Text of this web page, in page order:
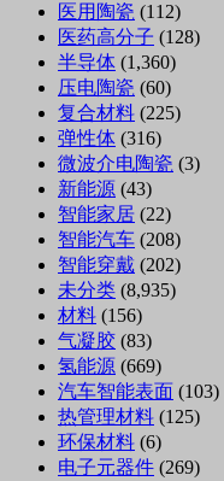
医用陶瓷 (112)
医药高分子 (128)
半导体 (1,360)
压电陶瓷 (60)
复合材料 (225)
弹性体 (316)
微波介电陶瓷 (3)
新能源 (43)
智能家居 (22)
智能汽车 (208)
智能穿戴 (202)
未分类 (8,935)
材料 (156)
气凝胶 (83)
氢能源 (669)
汽车智能表面 (103)
热管理材料 (125)
环保材料 (6)
电子元器件 (269)